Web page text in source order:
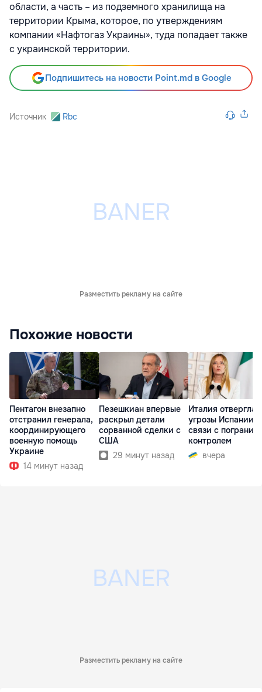
области, а часть – из подземного хранилища на
территории Крыма, которое, по утверждениям
компании «Нафтогаз Украины», туда попадает также
с украинской территории.
Подпишитесь на новости Point.md в Google
Источник Rbc
Разместить рекламу на сайте
Похожие новости
Пентагон внезапно
отстранил генерала,
координирующего
военную помощь
Украине
14 минут назад
Пезешкиан впервые
раскрыл детали
сорванной сделки с
США
29 минут назад
Италия отвергла
угрозы Испании в
связи с
контролем
вчера
Разместить рекламу на сайте